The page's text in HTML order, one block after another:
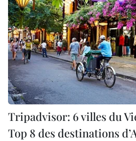
Tripadvisor: 6 villes du
Top 8 des destinations